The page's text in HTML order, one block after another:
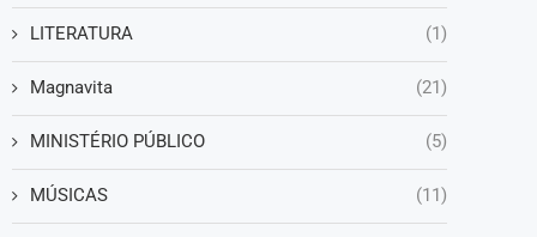
LITERATURA (1)
Magnavita (21)
MINISTÉRIO PÚBLICO (5)
MÚSICAS (11)